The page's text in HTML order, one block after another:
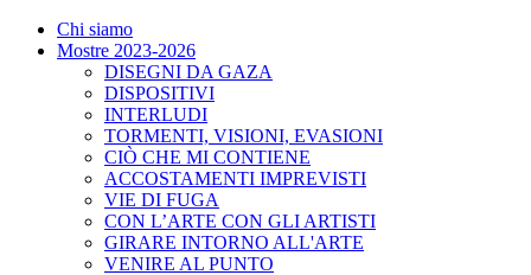
Chi siamo
Mostre 2023-2026
DISEGNI DA GAZA
DISPOSITIVI
INTERLUDI
TORMENTI, VISIONI, EVASIONI
CIÒ CHE MI CONTIENE
ACCOSTAMENTI IMPREVISTI
VIE DI FUGA
CON L’ARTE CON GLI ARTISTI
GIRARE INTORNO ALL'ARTE
VENIRE AL PUNTO